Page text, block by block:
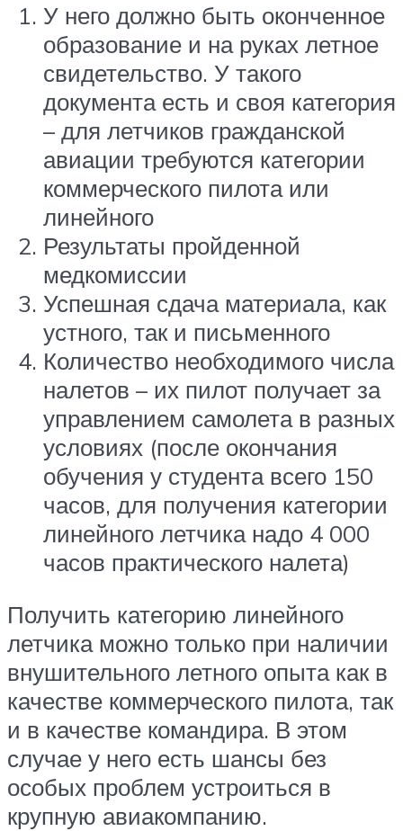
У него должно быть оконченное
образование и на руках летное
свидетельство. У такого
документа есть и своя категория
– для летчиков гражданской
авиации требуются категории
коммерческого пилота или
линейного
Результаты пройденной
медкомиссии
Успешная сдача материала, как
устного, так и письменного
Количество необходимого числа
налетов – их пилот получает за
управлением самолета в разных
условиях (после окончания
обучения у студента всего 150
часов, для получения категории
линейного летчика надо 4 000
часов практического налета)
Получить категорию линейного
летчика можно только при наличии
внушительного летного опыта как в
качестве коммерческого пилота, так
и в качестве командира. В этом
случае у него есть шансы без
особых проблем устроиться в
крупную авиакомпанию.